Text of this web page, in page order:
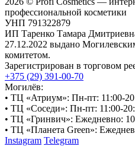
профессиональной косметики
УНП 791322879
ИП Таренко Тамара
27.12.2022 выдано
комитетом.
Зарегистрирован в торговом
+375 (29) 391-00-70
Могилёв:
• ТЦ «Атриум»: Пн-пт: 11:00-
• ТЦ «Соседи»: Пн-пт: 11:00-
• ТЦ «Гринвич»: Ежедневно:
• ТЦ «Планета Green»:
Instagram Telegram